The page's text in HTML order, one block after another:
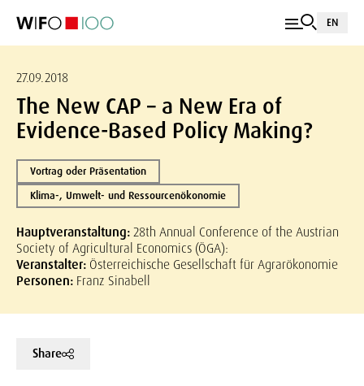
EN
27.09.2018
The New CAP – a New Era of
Evidence-Based Policy Making?
Vortrag oder Präsentation
Klima-, Umwelt- und Ressourcenökonomie
Hauptveranstaltung:28th Annual Conference of the Austrian
Society of Agricultural Economics (ÖGA):
Veranstalter: Österreichische Gesellschaft für Agrarökonomie
Personen: Franz Sinabell
Share